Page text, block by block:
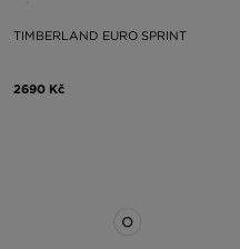
TIMBERLAND EURO SPRINT
2690 Kč